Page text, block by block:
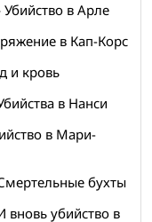
в Арле
в Кап-Корс
и кровь
в Нанси
в Мари-
бухты
вновь убийство в